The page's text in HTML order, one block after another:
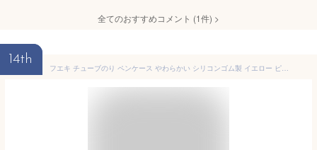
全てのおすすめコメント (1件) >
14th
フエキ チューブのり ペンケース やわらかい シリコンゴム製 イエロー ピンク ブルー かわいい レトロ なつかしい 人気 おすすめ 文房具 文具